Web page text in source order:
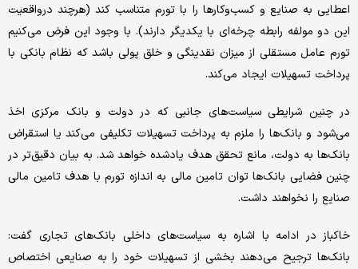
اعطایی به صنایع و کسب‌وکارها را با تورم متناسب کند (هرچند درواقعیت
این دو مولفه رابطه چرخه‌‌‌ای با یکدیگر دارند). با ‌‌‌وجود این فرض می‌‌‌کنیم
تورم عامل مستقلی از میزان نقدینگی و خلق پولی باشد که نظام بانکی با
پرداخت تسهیلات ایجاد می‌کند.
در چنین شرایطی سیاست‌‌‌های جانبی که در دولت و بانک مرکزی اخذ
می‌شود و بانک‌ها را ملزم به پرداخت تسهیلات تکلیفی می‌کند یا استقراض
بانک‌ها به دولت، مانع تحقق هدف یادشده خواهد شد. به بیان دقیق‌‌‌تر در
چنین فضایی بانک‌ها توان تامین مالی به اندازه تورم با هدف تامین مالی
صنایع را نخواهند داشت.
خاکباز در ادامه با اشاره به سیاست‌‌‌های داخلی بانک‌های تجاری گفت:
بانک‌ها ترجیح می‌دهند بخشی از تسهیلات خود را به صنایعی اختصاص